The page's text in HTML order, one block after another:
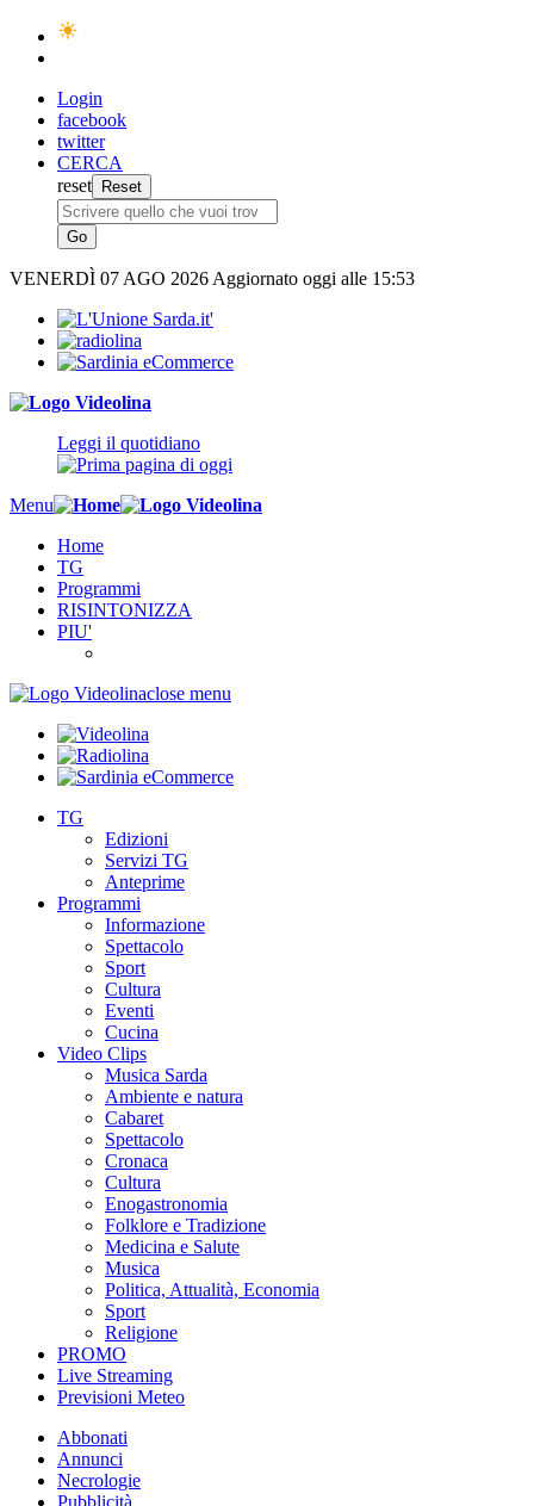
Login
facebook
twitter
CERCA
reset
VENERDÌ 07 AGO 2026 Aggiornato oggi alle 15:53
Leggi il quotidiano
Menu
Home
TG
Programmi
RISINTONIZZA
PIU'
close menu
TG
Edizioni
Servizi TG
Anteprime
Programmi
Informazione
Spettacolo
Sport
Cultura
Eventi
Cucina
Video Clips
Musica Sarda
Ambiente e natura
Cabaret
Spettacolo
Cronaca
Cultura
Enogastronomia
Folklore e Tradizione
Medicina e Salute
Musica
Politica, Attualità, Economia
Sport
Religione
PROMO
Live Streaming
Previsioni Meteo
Abbonati
Annunci
Necrologie
Pubblicità